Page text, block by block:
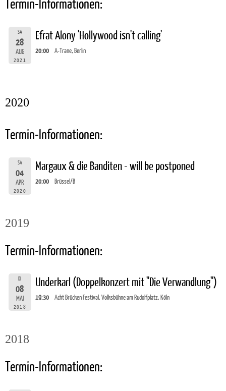
Termin-Informationen:
SA
28
AUG
2021
Efrat Alony 'Hollywood isn't calling'
20:00 A-Trane, Berlin
2020
Termin-Informationen:
SA
04
APR
2020
Margaux & die Banditen - will be postponed
20:00 Brüssel/B
2019
Termin-Informationen:
DI
08
MAI
2018
Underkarl (Doppelkonzert mit "Die Verwandlung")
19:30 Acht Brücken Festival, Volksbühne am Rudolfplatz, Köln
2018
Termin-Informationen: